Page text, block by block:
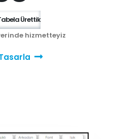
Ürettik
hizmetteyiz